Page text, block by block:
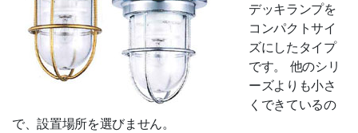
デッキランプを
コンパクトサイ
ズにしたタイプ
です。 他のシリ
ーズよりも小さ
くできているの
で、設置場所を選びません。